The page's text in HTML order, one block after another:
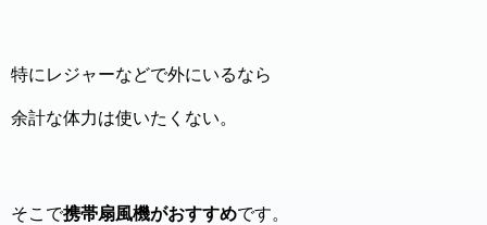
特にレジャーなどで外にいるなら
余計な体力は使いたくない。
そこで携帯扇風機がおすすめです。